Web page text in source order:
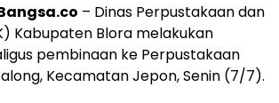
– Dinas Perpustakaan dan
Kabupaten Blora melakukan
pembinaan ke Perpustakaan
Kecamatan Jepon, Senin (7/7).